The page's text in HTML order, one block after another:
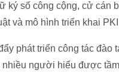
ký số công cộng, cử cán
và mô hình triển khai
phát triển công tác
người hiểu được